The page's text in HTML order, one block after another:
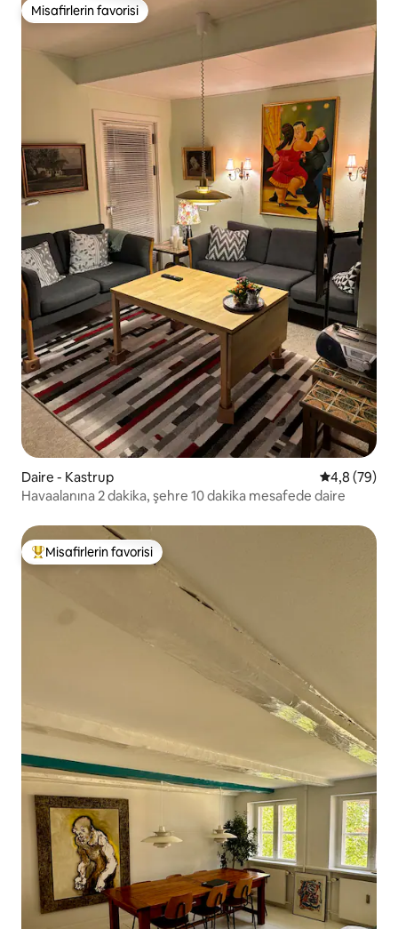
Misafirlerin favorisi
Misafirlerin favorisi
Daire - Kastrup 5 üzerinden
4,8 (79)
Havaalanına 2 dakika, şehre 10 dakika mesafede daire
Misafirlerin favorilerinden en beğenilenler arasında
Misafirlerin favorisi